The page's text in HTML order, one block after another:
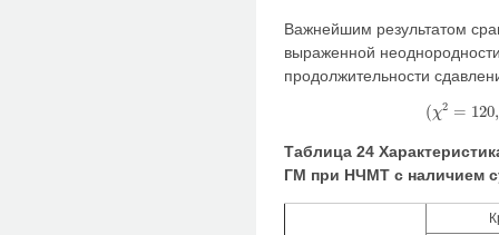
Важнейшим результатом
выраженной
продолжительности
(χ2 = 120,
(χ 2=
Таблица 24
ГМ при НЧМТ с наличием